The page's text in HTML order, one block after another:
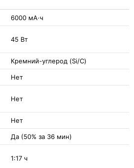
6000 мА·ч
45 Вт
Кремний-углерод (Si/C)
Нет
Нет
Нет
Да (50% за 36 мин)
1:17 ч